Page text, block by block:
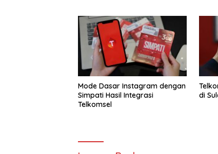
Mode Dasar Instagram dengan
Simpati Hasil Integrasi
Telkomsel
di